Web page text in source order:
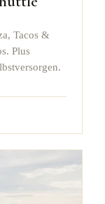
Tacos &
Plus